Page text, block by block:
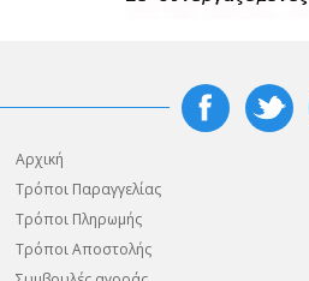
Αρχική
Τρόποι Παραγγελίας
Τρόποι Πληρωμής
Τρόποι Αποστολής